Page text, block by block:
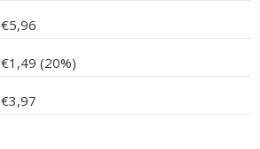
€5,96
€1,49 (20%)
€3,97